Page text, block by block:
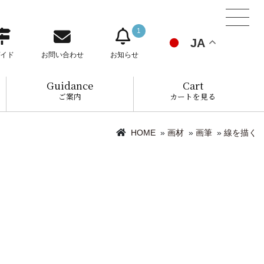
ド お問い合わせ
1
お知らせ
JA
Guidance
ご案内
Cart
カートを見る
HOME » 画材 » 画筆 » 線を描く